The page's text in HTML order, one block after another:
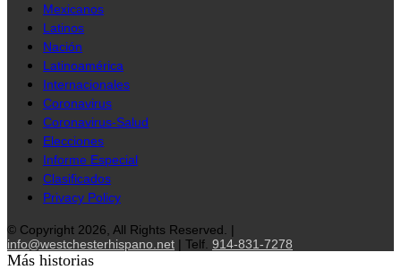
Mexicanos
Latinos
Nación
Latinoamérica
Internacionales
Coronavirus
Coronavirus-Salud
Elecciones
Informe Especial
Clasificados
Privacy Policy
© Copyright 2026, All Rights Reserved. |
info@westchesterhispano.net | Telf. 914-831-7278
Más historias